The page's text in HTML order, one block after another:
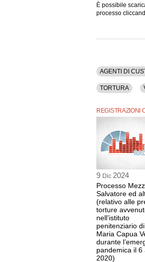
È possibile
processo
AGENTI DI
TORTURA
REGISTRAZIONI
9 Dic 2024
Processo
Salvatore ed
(relativo alle
torture
nell’istituto
penitenziario
Maria Capua
durante
pandemica il 6
2020)